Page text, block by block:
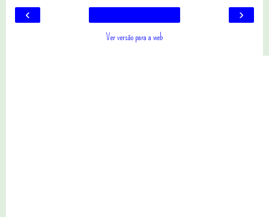
‹ ›
Ver versão para a web